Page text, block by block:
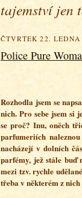
tajemství jen
ČTVRTEK 22. LEDNA
Police Pure
Rozhodla jsem se
nich. Pro sebe jsem si
se proč? Inu, oněch
parfumeriích
nacházejí v dolních
parfémy, jež stále buď
mezi tzv. rychle
třeba v některém z